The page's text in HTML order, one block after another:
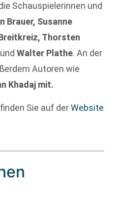
Schauspielerinnen und
Brauer, Susanne
Thorsten
und Walter Plathe. An der
Autoren wie
Khadaj mit.
Sie auf derWebsite